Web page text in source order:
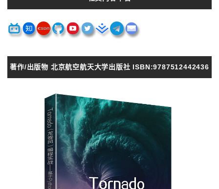
著作/出版物 北京航空航天大学出版社 ISBN:9787512442436